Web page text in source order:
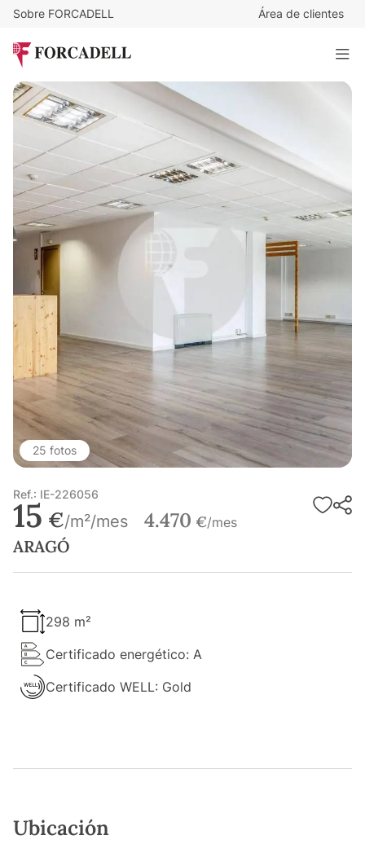
Sobre FORCADELL Área de clientes
ARAGÓ
298 m²
25 fotos
Ref.: IE-226056
15 €/m²/mes 4.470 €/mes
ARAGÓ
298 m²
Certificado energético: A
Certificado WELL: Gold
Ubicación